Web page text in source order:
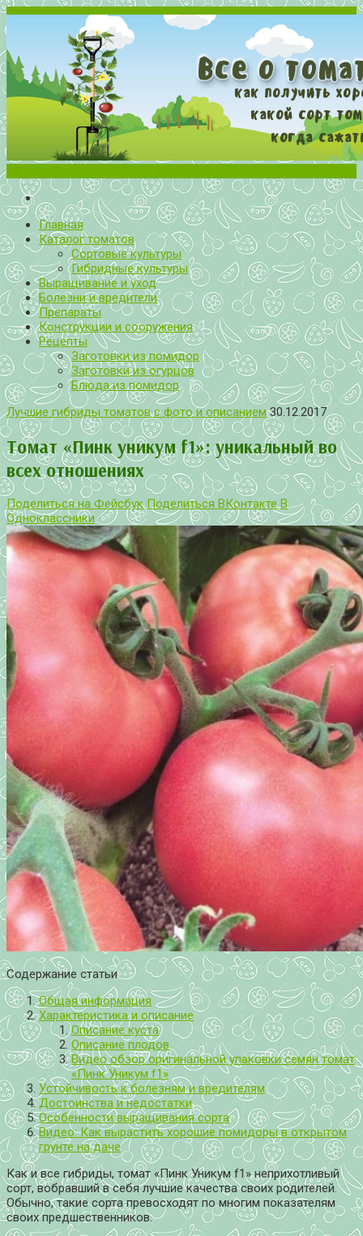
Все о томатах. Выращивание томатов. Сорта и рассада.
Выращивание и уход за томатами
Главная
Каталог томатов
Сортовые культуры
Гибридные культуры
Выращивание и уход
Болезни и вредители
Препараты
Конструкции и сооружения
Рецепты
Заготовки из помидор
Заготовки из огурцов
Блюда из помидор
Лучшие гибриды томатов с фото и описанием 30.12.2017
Томат «Пинк уникум f1»: уникальный во
всех отношениях
Поделиться на Фейсбук Поделиться ВКонтакте В
Одноклассники
Содержание статьи
Общая информация
Характеристика и описание
Описание куста
Описание плодов
Видео обзор оригинальной упаковки семян томат
«Пинк Уникум f1»
Устойчивость к болезням и вредителям
Достоинства и недостатки
Особенности выращивания сорта
Видео: Как вырастить хорошие помидоры в открытом
грунте на даче
Как и все гибриды, томат «Пинк Уникум f1» неприхотливый
сорт, вобравший в себя лучшие качества своих родителей.
Обычно, такие сорта превосходят по многим показателям
своих предшественников.